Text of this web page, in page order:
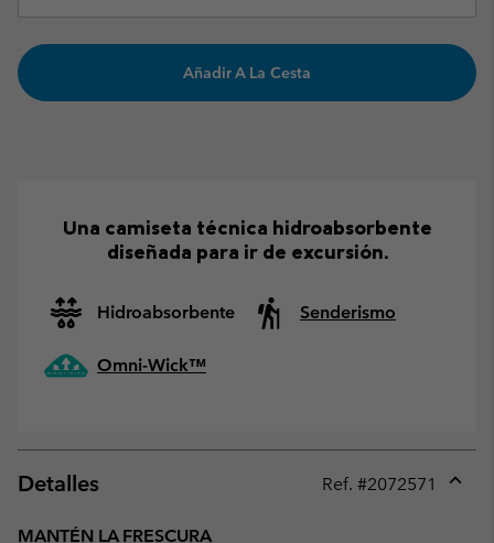
Añadir A La Cesta
Una camiseta técnica hidroabsorbente
diseñada para ir de excursión.
Hidroabsorbente Senderismo
Omni-Wick™
Detalles Ref. #2072571
MANTÉN LA FRESCURA